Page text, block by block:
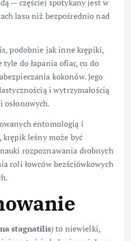
— częściej spotykany jest w
lasu niż bezpośrednio nad
podobnie jak inne krępiki,
do łapania ofiar, co do
kokonów. Jego
i wytrzymałością
osłonowych.
entomologią i
krępik leśny może być
rozpoznawania drobnych
roli łowców bezściówkowych
stagnatilis) to niewielki,